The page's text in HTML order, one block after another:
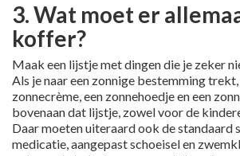
3. Wat moet er
koffer?
Maak een lijstje met dingen die je zeker
Als je naar een zonnige bestemming
zonnecrème, een zonnehoedje en een
bovenaan dat lijstje, zowel voor de
Daar moeten uiteraard ook de standaard
medicatie, aangepast schoeisel en